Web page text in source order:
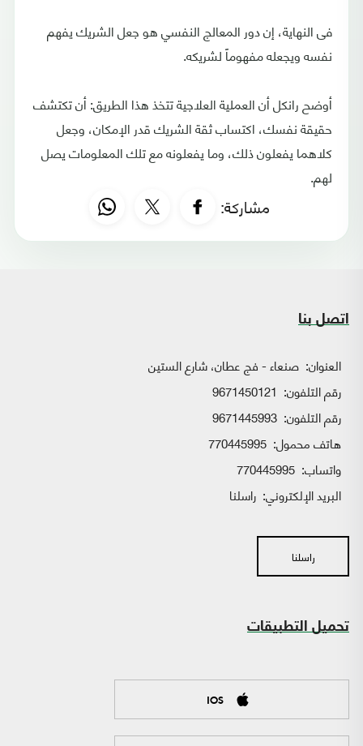
فى النهاية، إن دور المعالج النفسي هو جعل الشريك يفهم
نفسه ويجعله مفهوماً لشريكه.
أوضح رانكل أن العملية العلاجية تتخذ هذا الطريق: أن تكتشف
حقيقة نفسك، اكتساب ثقة الشريك قدر الإمكان، وجعل
كلاهما يفعلون ذلك، وما يفعلونه مع تلك المعلومات يصل
لهم.
مشاركة:
اتصل بنا
العنوان: صنعاء - فج عطان، شارع الستين
رقم التلفون: 9671450121
رقم التلفون: 9671445993
هاتف محمول: 770445995
واتساب:
البريد الإلكتروني: راسلنا
راسلنا
تحميل التطبيقات
IOS